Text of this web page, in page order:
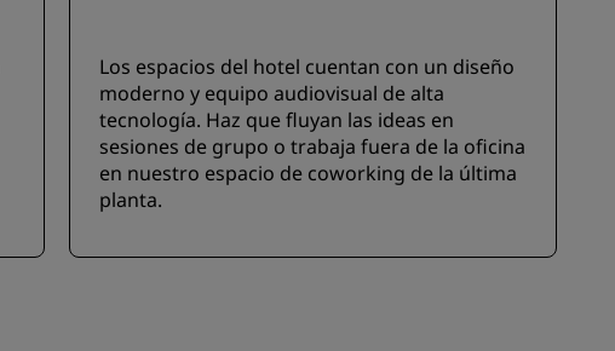
Los espacios del hotel cuentan con un diseño
moderno y equipo audiovisual de alta
tecnología. Haz que fluyan las ideas en
sesiones de grupo o trabaja fuera de la oficina
en nuestro espacio de coworking de la última
planta.